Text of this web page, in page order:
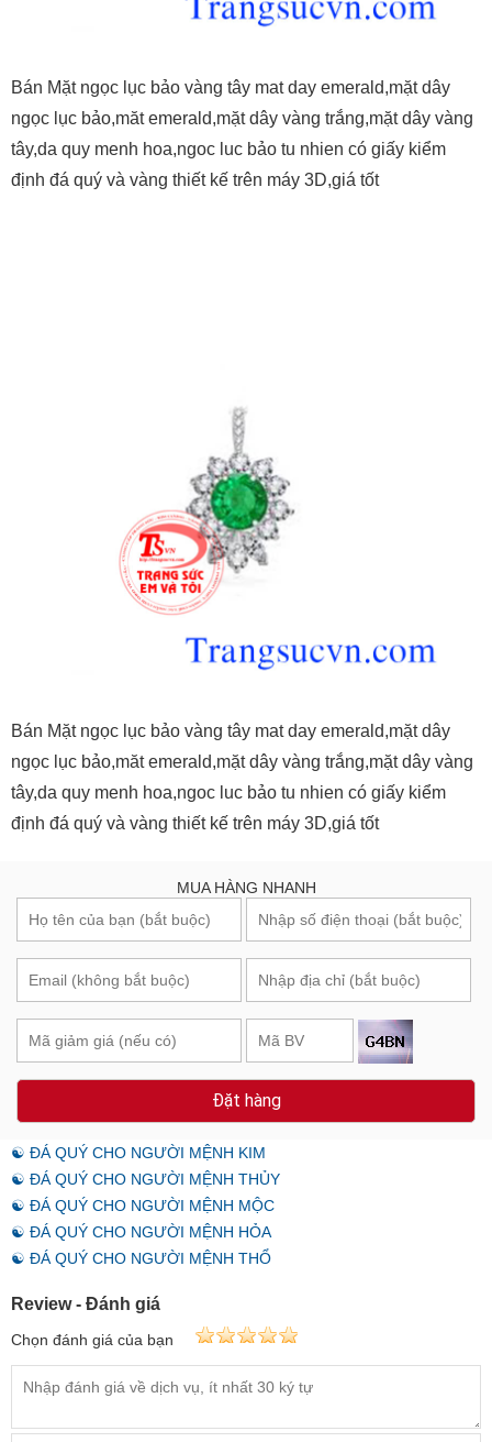
Bán Mặt ngọc lục bảo vàng tây mat day emerald,mặt dây
ngọc lục bảo,măt emerald,mặt dây vàng trắng,mặt dây vàng
tây,da quy menh hoa,ngoc luc bảo tu nhien có giấy kiểm
định đá quý và vàng thiết kế trên máy 3D,giá tốt
Bán Mặt ngọc lục bảo vàng tây mat day emerald,mặt dây
ngọc lục bảo,măt emerald,mặt dây vàng trắng,mặt dây vàng
tây,da quy menh hoa,ngoc luc bảo tu nhien có giấy kiểm
định đá quý và vàng thiết kế trên máy 3D,giá tốt
MUA HÀNG NHANH
Đặt hàng
☯ ĐÁ QUÝ CHO NGƯỜI MỆNH KIM
☯ ĐÁ QUÝ CHO NGƯỜI MỆNH THỦY
☯ ĐÁ QUÝ CHO NGƯỜI MỆNH MỘC
☯ ĐÁ QUÝ CHO NGƯỜI MỆNH HỎA
☯ ĐÁ QUÝ CHO NGƯỜI MỆNH THỔ
Review - Đánh giá
Chọn đánh giá của bạn